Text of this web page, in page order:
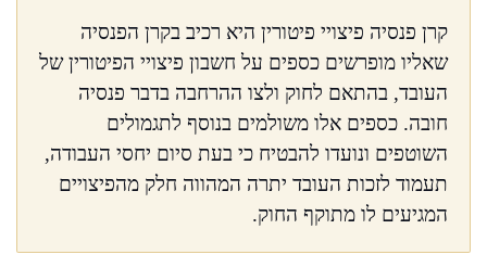
קרן פנסיה פיצויי פיטורין היא רכיב בקרן הפנסיה
שאליו מופרשים כספים על חשבון פיצויי הפיטורין של
העובד, בהתאם לחוק ולצו ההרחבה בדבר פנסיה
חובה. כספים אלו משולמים בנוסף לתגמולים
השוטפים ונועדו להבטיח כי בעת סיום יחסי העבודה,
תעמוד לזכות העובד יתרה המהווה חלק מהפיצויים
המגיעים לו מתוקף החוק.